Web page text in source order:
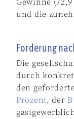
Gewinne
und die
Forderung
Die
durch
den
Prozent, der